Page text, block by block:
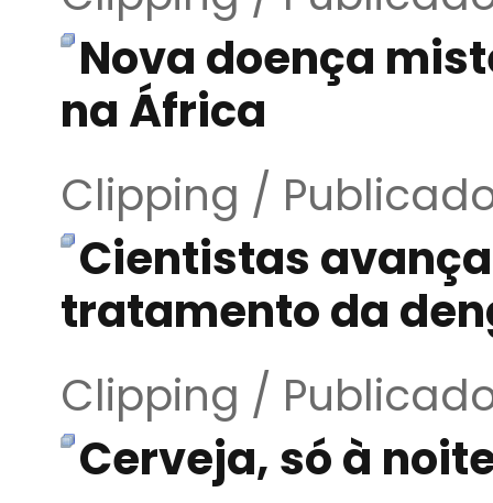
Nova doença
na África
Clipping /
Cientistas
tratamento da
Clipping /
Cerveja, só à